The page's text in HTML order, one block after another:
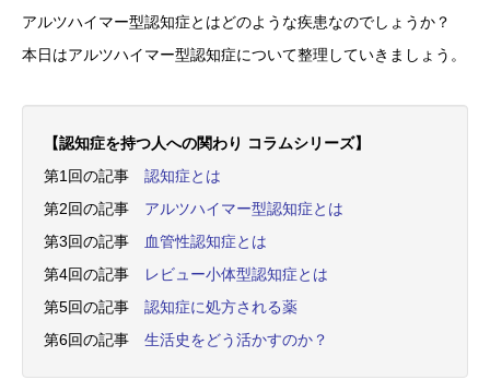
アルツハイマー型認知症とはどのような疾患なのでしょうか？
本日はアルツハイマー型認知症について整理していきましょう。
【認知症を持つ人への関わり コラムシリーズ】
第1回の記事 認知症とは
第2回の記事 アルツハイマー型認知症とは
第3回の記事
血管性認知症とは
第4回の記事
レビュー小体型認知症とは
第5回の記事 認知症に処方される薬
第6回の記事 生活史をどう活かすのか？